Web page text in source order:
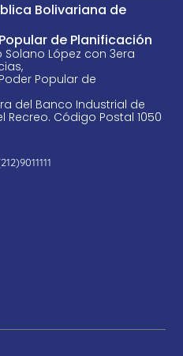
Bolivariana de
de Planificación
Solano López con 3era
Popular de
del Banco Industrial de
Recreo. Código Postal 1050